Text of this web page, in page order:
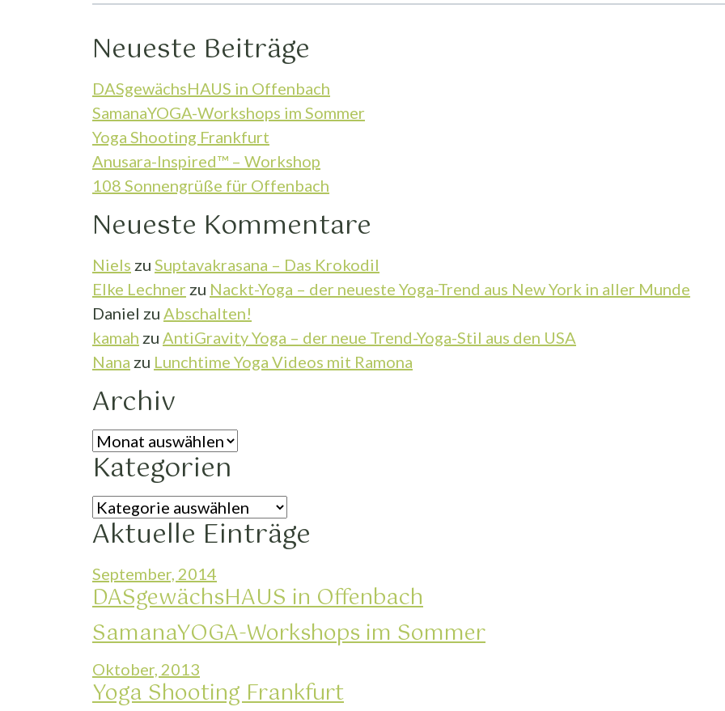
Neueste Beiträge
DASgewächsHAUS in Offenbach
SamanaYOGA-Workshops im Sommer
Yoga Shooting Frankfurt
Anusara-Inspired™ – Workshop
108 Sonnengrüße für Offenbach
Neueste Kommentare
Niels zu Suptavakrasana – Das Krokodil
Elke Lechner zu Nackt-Yoga – der neueste Yoga-Trend aus New York in aller Munde
Daniel zu Abschalten!
kamah zu AntiGravity Yoga – der neue Trend-Yoga-Stil aus den USA
Nana zu Lunchtime Yoga Videos mit Ramona
Archiv
Archiv
Kategorien
Kategorien
Aktuelle Einträge
September, 2014
DASgewächsHAUS in Offenbach
SamanaYOGA-Workshops im Sommer
Oktober, 2013
Yoga Shooting Frankfurt